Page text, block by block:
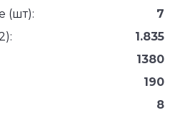
(шт):
7
1.835
1380
190
8